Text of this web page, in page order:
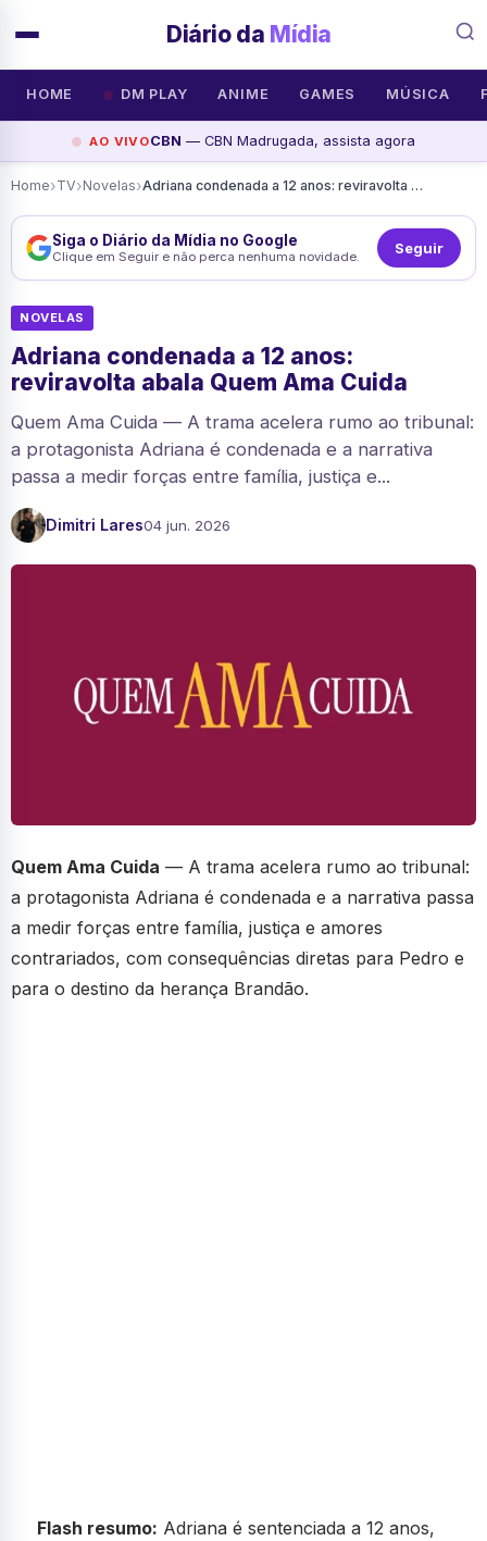
Diário da Mídia
HOME DM PLAY ANIME GAMES MÚSICA
AO VIVOCBN — CBN Madrugada, assista agora
Home›TV›Novelas› Adriana condenada a 12 anos: reviravolta abala Quem Ama Cuida
Siga o Diário da Mídia no Google
Clique em Seguir e não perca nenhuma novidade. Seguir
NOVELAS
Adriana condenada a 12 anos:
reviravolta abala Quem Ama Cuida
Quem Ama Cuida — A trama acelera rumo ao tribunal:
a protagonista Adriana é condenada e a narrativa
passa a medir forças entre família, justiça e...
Dimitri Lares04 jun. 2026
Quem Ama Cuida — A trama acelera rumo ao tribunal:
a protagonista Adriana é condenada e a narrativa passa
a medir forças entre família, justiça e amores
contrariados, com consequências diretas para Pedro e
para o destino da herança Brandão.
Flash resumo: Adriana é sentenciada a 12 anos,